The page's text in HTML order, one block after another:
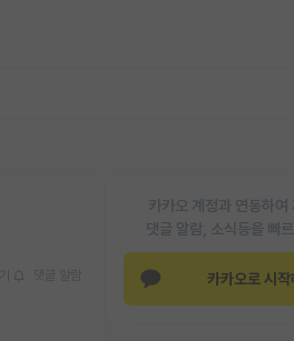
카카오 계정과 연동하여
댓글 알람, 소식등을 빠
카카오로 시작